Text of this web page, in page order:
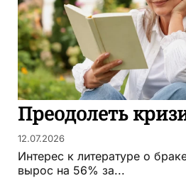
Преодолеть
12.07.2026
Интерес к литературе о
вырос на 56% за...